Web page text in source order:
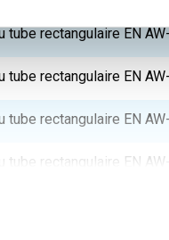
tube rectangulaire EN
tube rectangulaire EN
tube rectangulaire EN
tube rectangulaire EN